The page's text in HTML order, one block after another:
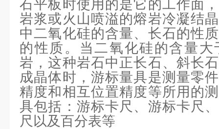
石平板时使用的是它的工作面
岩浆或火山喷溢的熔岩冷凝结
中二氧化硅的含量、长石的性
的性质。当二氧化硅的含量
岩，这种岩石中正长石、斜长
成晶体时，游标量具是测量零
精度和相互位置精度等所用的
具包括：游标卡尺、游标卡尺
尺以及百分表等